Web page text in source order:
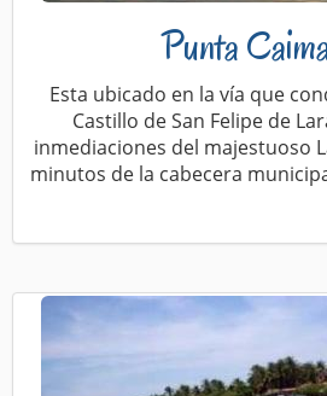
Punta
Esta ubicado en la vía que
Castillo de San Felipe de
inmediaciones del majestuoso
minutos de la cabecera